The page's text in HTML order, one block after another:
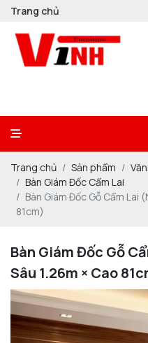
Trang chủ
Trang chủ Sản phẩm
Bàn Giám Đốc Cẩm Lai
Bàn Giám Đốc Gỗ Cẩm Lai
81cm)
Bàn Giám Đốc Gỗ
Sâu 1.26m × Cao